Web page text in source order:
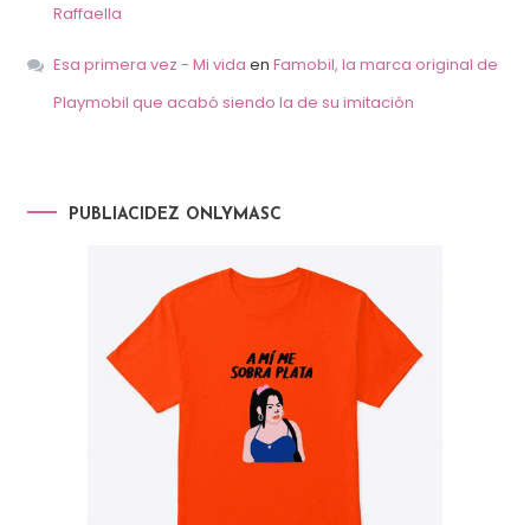
Raffaella
Esa primera vez - Mi vida en Famobil, la marca original de
Playmobil que acabó siendo la de su imitación
PUBLIACIDEZ ONLYMASC